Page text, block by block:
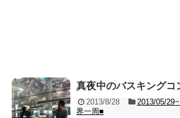
真夜中のバスキングコ
2013/8/28 2013/05/
界一周■